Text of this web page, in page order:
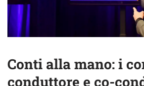
Conti alla mano: i
conduttore e co-